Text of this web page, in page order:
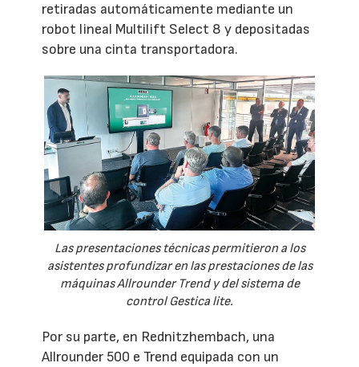
retiradas automáticamente mediante un
robot lineal Multilift Select 8 y depositadas
sobre una cinta transportadora.
Las presentaciones técnicas permitieron a los
asistentes profundizar en las prestaciones de las
máquinas Allrounder Trend y del sistema de
control Gestica lite.
Por su parte, en Rednitzhembach, una
Allrounder 500 e Trend equipada con un